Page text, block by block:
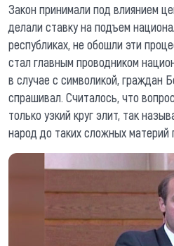
Закон принимали под влиянием
делали ставку на подъем
республиках, не обошли эти
стал главным проводником
в случае с символикой, граждан
спрашивал. Считалось, что
только узкий круг элит, так
народ до таких сложных материй